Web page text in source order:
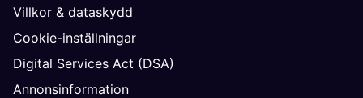
Villkor & dataskydd
Cookie-inställningar
Digital Services Act (DSA)
Annonsinformation